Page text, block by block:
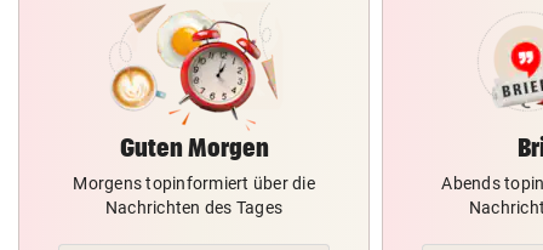
Guten Morgen
Morgens topinformiert über die
Nachrichten des Tages
Abends